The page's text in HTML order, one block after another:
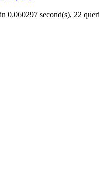
0.060297 second(s), 22